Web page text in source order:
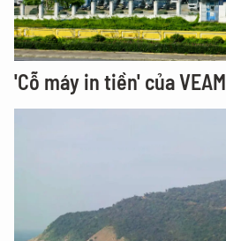
'Cỗ máy in tiền' của VEAM